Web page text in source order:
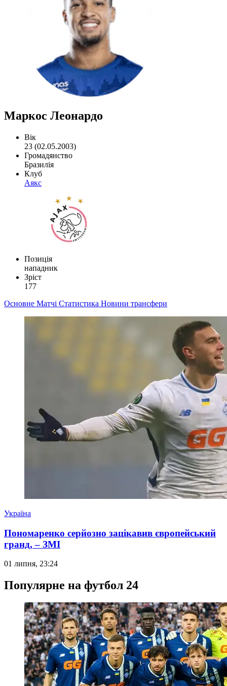
Маркос Леонардо
Вік
23 (02.05.2003)
Громадянство
Бразилія
Клуб
Аякс
Позиція
нападник
Зріст
177
Основне Матчі Статистика Новини трансфери
Україна
Пономаренко серйозно зацікавив європейський
гранд, – ЗМІ
01 липня, 23:24
Популярне на футбол 24